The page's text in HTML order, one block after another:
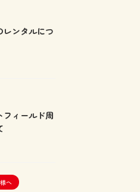
レンタルにつ
フィールド周
へ